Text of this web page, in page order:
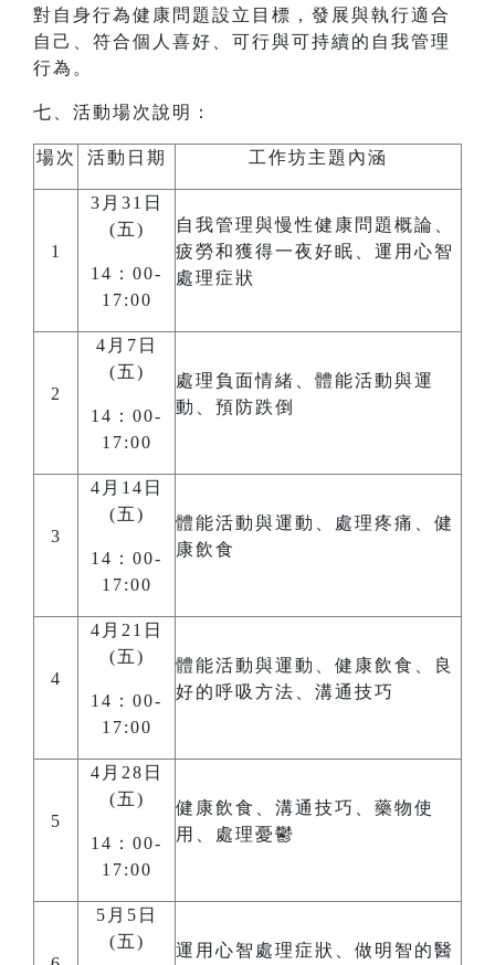
對自身行為健康問題設立目標，發展與執行適合
自己、符合個人喜好、可行與可持續的自我管理
行為。
七、活動場次說明：
場次 活動日期 工作坊主題內涵
1
3月31日
(五)
14：00-
17:00
自我管理與慢性健康問題概論、
疲勞和獲得一夜好眠、運用心智
處理症狀
2
4月7日
(五)
14：00-
17:00
處理負面情緒、體能活動與運
動、預防跌倒
3
4月14日
(五)
14：00-
17:00
體能活動與運動、處理疼痛、健
康飲食
4
4月21日
(五)
14：00-
17:00
體能活動與運動、健康飲食、良
好的呼吸方法、溝通技巧
5
4月28日
(五)
14：00-
17:00
健康飲食、溝通技巧、藥物使
用、處理憂鬱
5月5日
(五)
運用心智處理症狀、做明智的醫